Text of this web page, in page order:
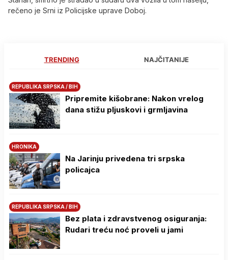
rečeno je Srni iz Policijske uprave Doboj.
TRENDING NAJČITANIJE
REPUBLIKA SRPSKA / BIH
Pripremite kišobrane: Nakon vrelog
dana stižu pljuskovi i grmljavina
HRONIKA
Na Јarinju privedena tri srpska
policajca
REPUBLIKA SRPSKA / BIH
Bez plata i zdravstvenog osiguranja:
Rudari treću noć proveli u jami